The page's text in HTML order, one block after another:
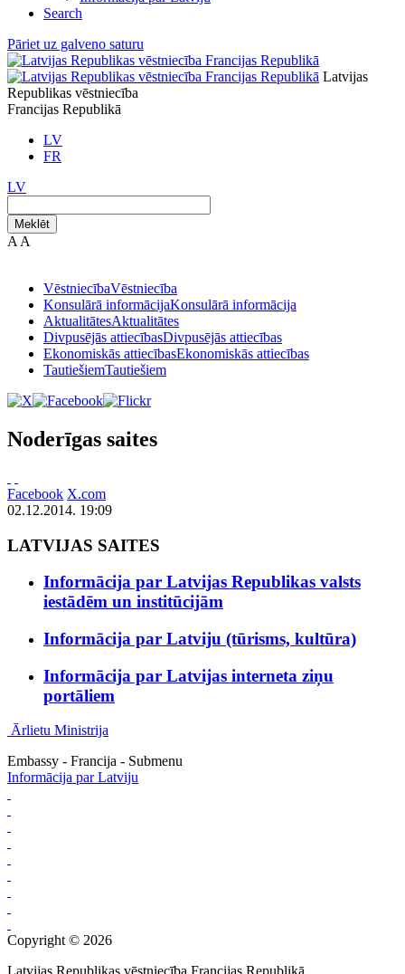
Search
Pāriet uz galveno saturu
Latvijas
Republikas vēstniecība
Francijas Republikā
LV
FR
LV
Meklēt
A A
VēstniecībaVēstniecība
Konsulārā informācijaKonsulārā informācija
AktualitātesAktualitātes
Divpusējās attiecībasDivpusējās attiecības
Ekonomiskās attiecībasEkonomiskās attiecības
TautiešiemTautiešiem
Noderīgas saites
Facebook X.com
02.12.2014. 19:09
LATVIJAS SAITES
Informācija par Latvijas Republikas valsts
iestādēm un institūcijām
Informācija par Latviju (tūrisms, kultūra)
Informācija par Latvijas interneta ziņu
portāliem
Ārlietu Ministrija
Embassy - Francija - Submenu
Informācija par Latviju
Copyright © 2026